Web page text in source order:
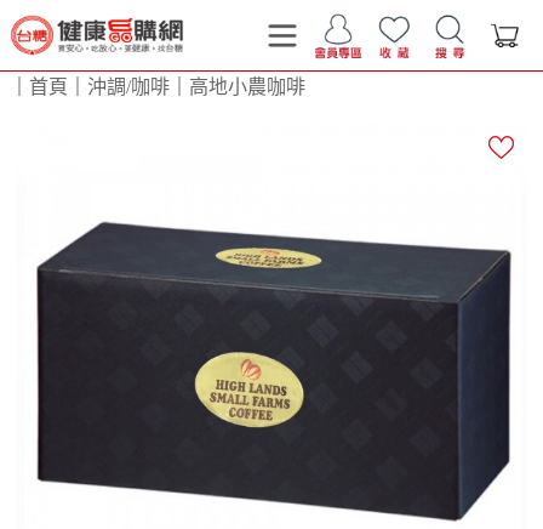
首頁 沖調/咖啡 高地小農咖啡